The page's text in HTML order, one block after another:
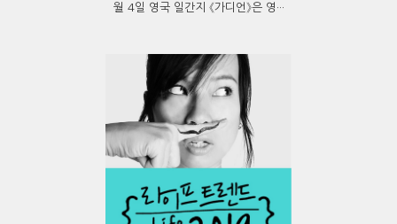
월 4일 영국 일간지 《가디언》은 영···